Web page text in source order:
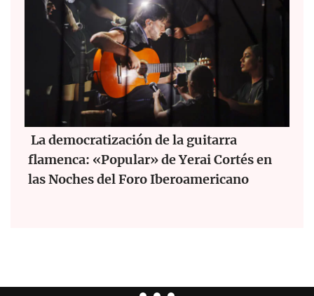
La democratización de la guitarra
flamenca: «Popular» de Yerai Cortés en
las Noches del Foro Iberoamericano